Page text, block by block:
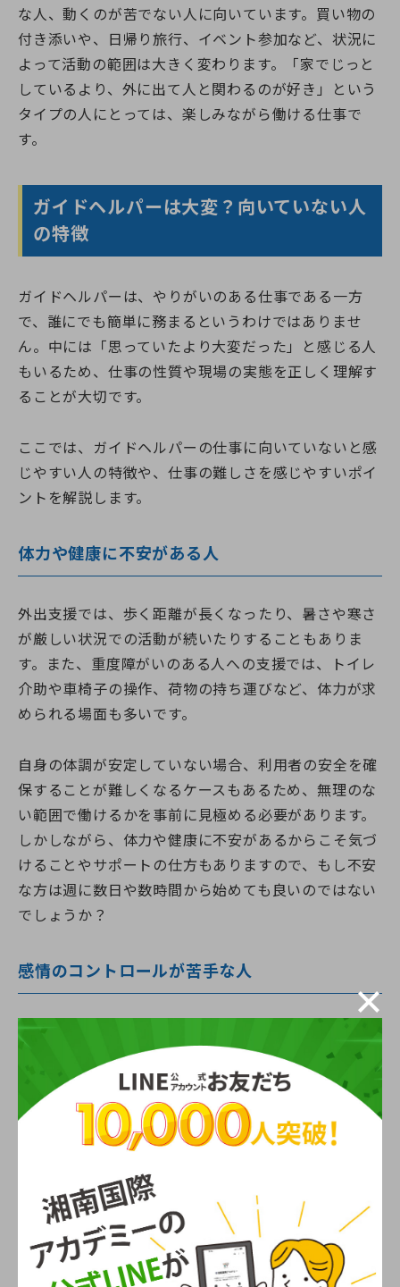
な人、動くのが苦でない人に向いています。買い物の
付き添いや、日帰り旅行、イベント参加など、状況に
よって活動の範囲は大きく変わります。「家でじっと
しているより、外に出て人と関わるのが好き」という
タイプの人にとっては、楽しみながら働ける仕事で
す。
ガイドヘルパーは大変？向いていない人
の特徴
ガイドヘルパーは、やりがいのある仕事である一方
で、誰にでも簡単に務まるというわけではありませ
ん。中には「思っていたより大変だった」と感じる人
もいるため、仕事の性質や現場の実態を正しく理解す
ることが大切です。
ここでは、ガイドヘルパーの仕事に向いていないと感
じやすい人の特徴や、仕事の難しさを感じやすいポイ
ントを解説します。
体力や健康に不安がある人
外出支援では、歩く距離が長くなったり、暑さや寒さ
が厳しい状況での活動が続いたりすることもありま
す。また、重度障がいのある人への支援では、トイレ
介助や車椅子の操作、荷物の持ち運びなど、体力が求
められる場面も多いです。
自身の体調が安定していない場合、利用者の安全を確
保することが難しくなるケースもあるため、無理のな
い範囲で働けるかを事前に見極める必要があります。
しかしながら、体力や健康に不安があるからこそ気づ
けることやサポートの仕方もありますので、もし不安
な方は週に数日や数時間から始めても良いのではない
でしょうか？
感情のコントロールが苦手な人
利用者の中には、不安からパニックを起こしたり、予
想外の行動を取ったりする人もいます。そうした場面
では、ガイドヘルパーが冷静であることが何よりも重
要です。
怒りやイライラをすぐに表に出してしまう人、気持ち
の切り替えが苦手な人は、かえって利用者に不安を与
えてしまい、信頼関係を築くのが難しくなる場合があ
ります。
同じ人と長時間関わるのが負担に感じる人